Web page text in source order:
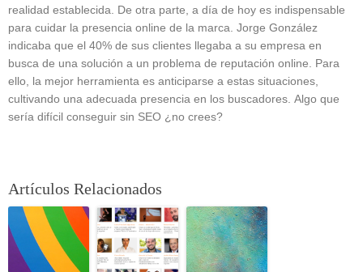
realidad establecida. De otra parte, a día de hoy es indispensable
para cuidar la presencia online de la marca. Jorge González
indicaba que el 40% de sus clientes llegaba a su empresa en
busca de una solución a un problema de reputación online. Para
ello, la mejor herramienta es anticiparse a estas situaciones,
cultivando una adecuada presencia en los buscadores. Algo que
sería difícil conseguir sin SEO ¿no crees?
Artículos Relacionados